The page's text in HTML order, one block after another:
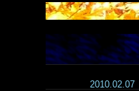
2010.02.07